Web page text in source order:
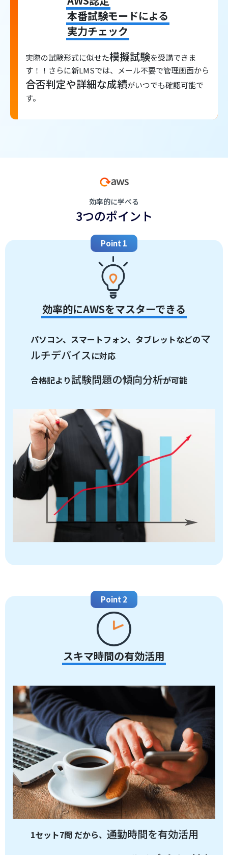
本番試験モードによる
実力チェック
実際の試験形式に似せた模擬試験を受講できま
す！！さらに新LMSでは、メール不要で管理画面から
合否判定や詳細な成績がいつでも確認可能で
す。
効率的に学べる
3つのポイント
Point 1
効率的にAWSをマスターできる
パソコン、スマートフォン、タブレットなどのマ
ルチデバイスに対応
合格記より試験問題の傾向分析が可能
Point 2
スキマ時間の有効活用
1セット7問 だから、 通勤時間を有効活用